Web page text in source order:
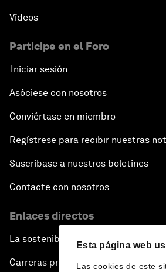
Esta página web
Las cookies de este
Vídeos
Participe en el Foro
Iniciar sesión
Asóciese con nosotros
Conviértase en miembro
Regístrese para recibir nuestras
Suscríbase a nuestros boletines
Contacte con nosotros
Enlaces directos
La sostenibilidad en el Foro
Carreras profesionales